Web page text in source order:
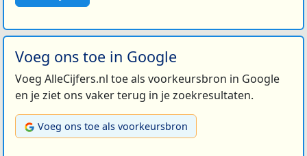
Voeg ons toe in Google
Voeg AlleCijfers.nl toe als voorkeursbron in Google
en je ziet ons vaker terug in je zoekresultaten.
Voeg ons toe als voorkeursbron